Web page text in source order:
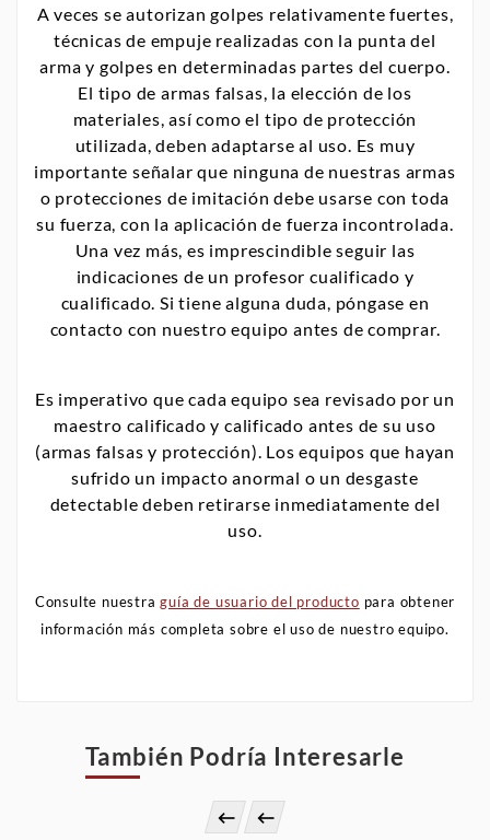
A veces se autorizan golpes relativamente fuertes,
técnicas de empuje realizadas con la punta del
arma y golpes en determinadas partes del cuerpo.
El tipo de armas falsas, la elección de los
materiales, así como el tipo de protección
utilizada, deben adaptarse al uso. Es muy
importante señalar que ninguna de nuestras armas
o protecciones de imitación debe usarse con toda
su fuerza, con la aplicación de fuerza incontrolada.
Una vez más, es imprescindible seguir las
indicaciones de un profesor cualificado y
cualificado. Si tiene alguna duda, póngase en
contacto con nuestro equipo antes de comprar.
Es imperativo que cada equipo sea revisado por un
maestro calificado y calificado antes de su uso
(armas falsas y protección). Los equipos que hayan
sufrido un impacto anormal o un desgaste
detectable deben retirarse inmediatamente del
uso.
Consulte nuestraguía de usuario del producto para obtener
información más completa sobre el uso de nuestro equipo.
También Podría Interesarle
 